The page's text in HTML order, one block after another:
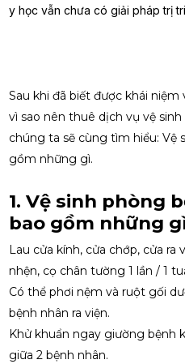
y học vẫn chưa có giải pháp trị
Sau khi đã biết được khái niệm
vì sao nên thuê dịch vụ vệ
chúng ta sẽ cùng tìm hiểu: Vệ
gồm những gì.
1. Vệ sinh phòng
bao gồm những
Lau cửa kính, cửa chớp, cửa
nhện, cọ chân tường 1 lần / 1
Có thể phơi nệm và ruột gối
bệnh nhân ra viện.
Khử khuẩn ngay giường bệnh
giữa 2 bệnh nhân.